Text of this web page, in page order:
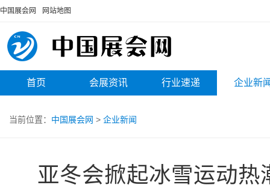
中国展会网 网站地图
首页 会展资讯 行业速递 企业新
当前位置： 中国展会网 > 企业新闻
亚冬会掀起冰雪运动热